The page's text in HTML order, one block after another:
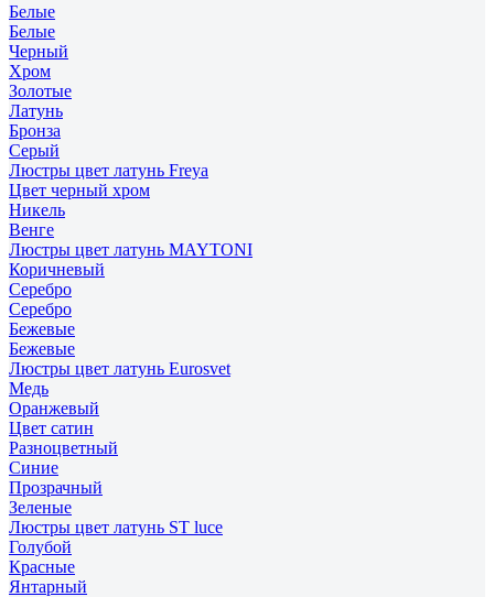
Белые
Белые
Черный
Хром
Золотые
Латунь
Бронза
Серый
Люстры цвет латунь Freya
Цвет черный хром
Никель
Венге
Люстры цвет латунь MAYTONI
Коричневый
Серебро
Серебро
Бежевые
Бежевые
Люстры цвет латунь Eurosvet
Медь
Оранжевый
Цвет сатин
Разноцветный
Синие
Прозрачный
Зеленые
Люстры цвет латунь ST luce
Голубой
Красные
Янтарный